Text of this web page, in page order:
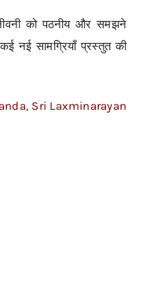
को पठनीय और समझने
नई सामग्रियाँ प्रस्तुत की
Sri Laxminarayan